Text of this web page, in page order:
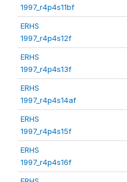
1997_r4p4s11bf
ERHS
1997_r4p4s12f
ERHS
1997_r4p4s13f
ERHS
1997_r4p4s14af
ERHS
1997_r4p4s15f
ERHS
1997_r4p4s16f